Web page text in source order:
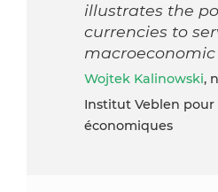
illustrates the
currencies to
Wojtek Kalinowski,
Institut Veblen pour
économiques